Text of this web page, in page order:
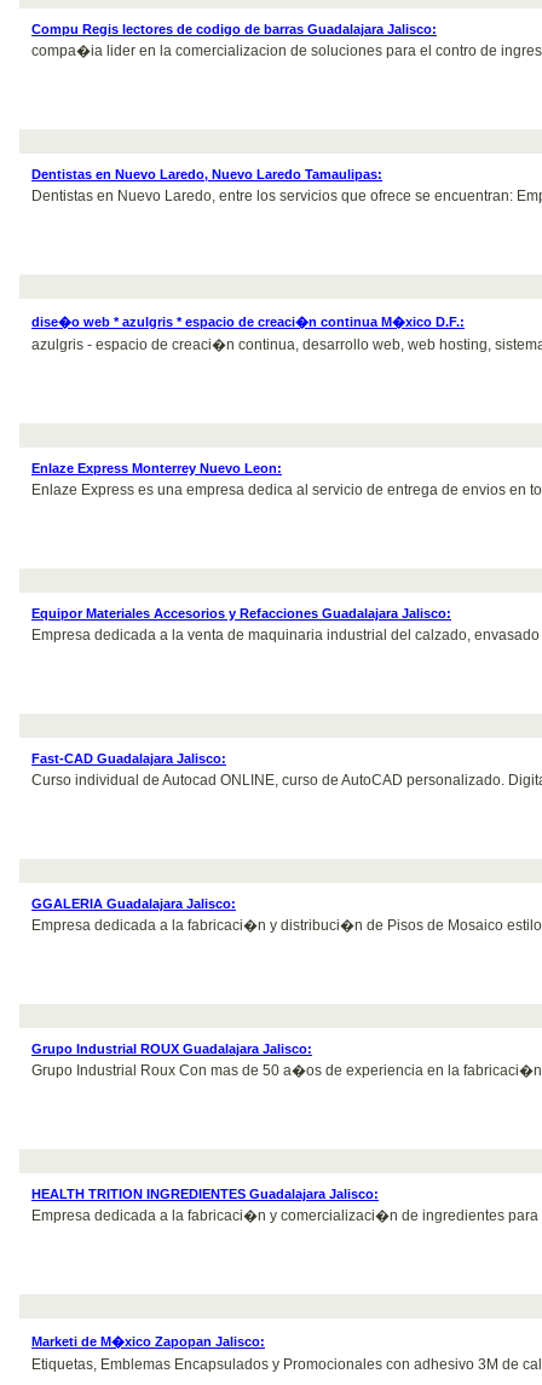
Compu Regis lectores de codigo de barras Guadalajara Jalisco:
compa�ia lider en la comercializacion de soluciones para el contro de
Dentistas en Nuevo Laredo, Nuevo Laredo Tamaulipas:
Dentistas en Nuevo Laredo, entre los servicios que ofrece se encuentran:
dise�o web * azulgris * espacio de creaci�n continua M�xico D.F.:
azulgris - espacio de creaci�n continua, desarrollo web, web hosting,
Enlaze Express Monterrey Nuevo Leon:
Enlaze Express es una empresa dedica al servicio de entrega de envios en
Equipor Materiales Accesorios y Refacciones Guadalajara Jalisco:
Empresa dedicada a la venta de maquinaria industrial del calzado,
Fast-CAD Guadalajara Jalisco:
Curso individual de Autocad ONLINE, curso de AutoCAD personalizado.
GGALERIA Guadalajara Jalisco:
Empresa dedicada a la fabricaci�n y distribuci�n de Pisos de Mosaico
Grupo Industrial ROUX Guadalajara Jalisco:
Grupo Industrial Roux Con mas de 50 a�os de experiencia en la
HEALTH TRITION INGREDIENTES Guadalajara Jalisco:
Empresa dedicada a la fabricaci�n y comercializaci�n de ingredientes
Marketi de M�xico Zapopan Jalisco:
Etiquetas, Emblemas Encapsulados y Promocionales con adhesivo 3M de